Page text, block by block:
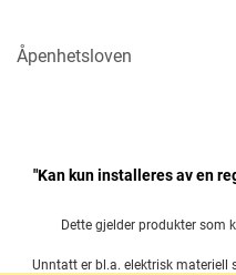
Åpenhetsloven
"Kan kun installeres av en
Dette gjelder produkter som
Unntatt er bl.a. elektrisk materiell